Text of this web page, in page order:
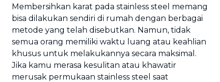
Membersihkan karat pada stainless steel memang
bisa dilakukan sendiri di rumah dengan berbagai
metode yang telah disebutkan. Namun, tidak
semua orang memiliki waktu luang atau keahlian
khusus untuk melakukannya secara maksimal.
Jika kamu merasa kesulitan atau khawatir
merusak permukaan stainless steel saat